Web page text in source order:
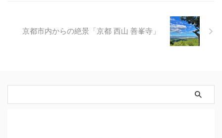
京都市内からの絶景「京都 西山 善峯寺」